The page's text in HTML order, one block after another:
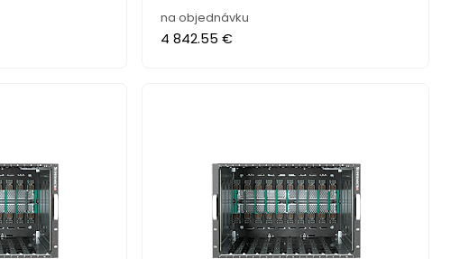
na objednávku
4 842.55 €